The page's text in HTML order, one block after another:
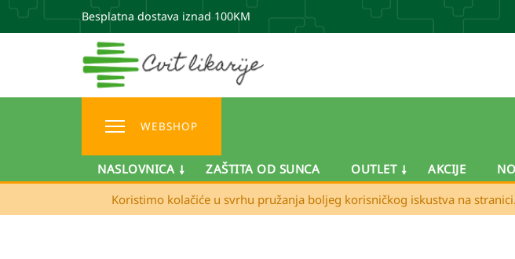
Besplatna dostava iznad 100KM
WEBSHOP
NASLOVNICA ZAŠTITA OD SUNCA OUTLET AKCIJE
Koristimo kolačiće u svrhu pružanja boljeg korisničkog iskustva na